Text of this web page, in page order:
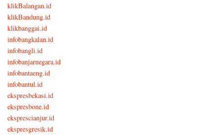
klikBalangan.id
klikBandung.id
klikbanggai.id
infobangkalan.id
infobangli.id
infobanjarnegara.id
infobantaeng.id
infobantul.id
ekspresbekasi.id
ekspresbone.id
eksprescianjur.id
ekspresgresik.id